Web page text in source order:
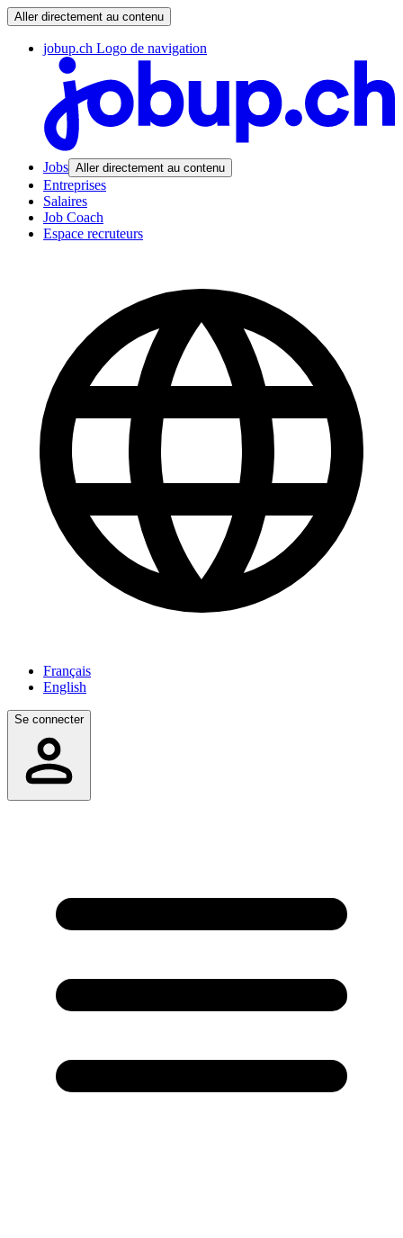
Aller directement au contenu
jobup.ch Logo de navigation
Jobs Aller directement au contenu
Entreprises
Salaires
Job Coach
Espace recruteurs
Français
English
Se connecter